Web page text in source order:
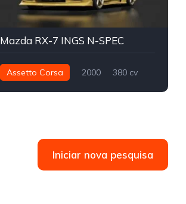
Mazda RX-7 INGS N-SPEC
Assetto Corsa 2000
380 cv
Iniciar nova pesquisa